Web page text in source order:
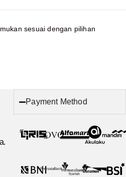
sesuai dengan pilihan
Payment Method